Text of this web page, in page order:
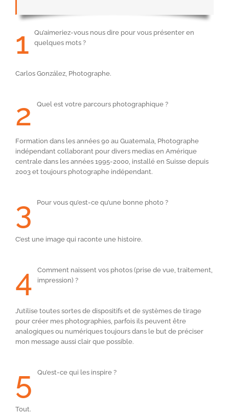
1
Qu’aimeriez-vous nous dire pour vous présenter en
quelques mots ?
Carlos González, Photographe.
2 Quel est votre parcours photographique ?
Formation dans les années 90 au Guatemala, Photographe
indépendant collaborant pour divers medias en Amérique
centrale dans les années 1995-2000, installé en Suisse depuis
2003 et toujours photographe indépendant.
3 Pour vous qu’est-ce qu’une bonne photo ?
C’est une image qui raconte une histoire.
4
Comment naissent vos photos (prise de vue, traitement,
impression) ?
J’utilise toutes sortes de dispositifs et de systèmes de tirage
pour créer mes photographies, parfois ils peuvent être
analogiques ou numériques toujours dans le but de préciser
mon message aussi clair que possible.
5 Qu’est-ce qui les inspire ?
Tout.